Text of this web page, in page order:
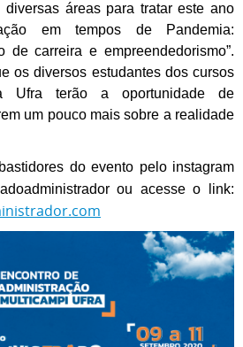
áreas para tratar este ano
em tempos de Pandemia:
de carreira e empreendedorismo”.
os diversos estudantes dos cursos
Ufra terão a oportunidade de
um pouco mais sobre a realidade
do evento pelo instagram
ou acesse o link: